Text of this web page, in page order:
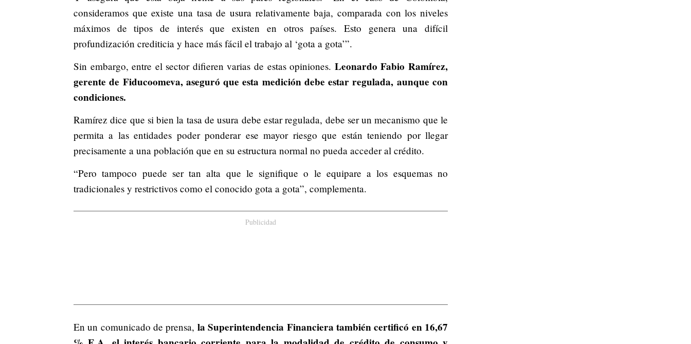
consideramos que existe una tasa de usura relativamente baja, comparada con los niveles
máximos de tipos de interés que existen en otros países. Esto genera una difícil
profundización crediticia y hace más fácil el trabajo al ‘gota a gota’”.
Sin embargo, entre el sector difieren varias de estas opiniones. Leonardo Fabio Ramírez,
gerente de Fiducoomeva, aseguró que esta medición debe estar regulada, aunque con
condiciones.
Ramírez dice que si bien la tasa de usura debe estar regulada, debe ser un mecanismo que le
permita a las entidades poder ponderar ese mayor riesgo que están teniendo por llegar
precisamente a una población que en su estructura normal no pueda acceder al crédito.
“Pero tampoco puede ser tan alta que le signifique o le equipare a los esquemas no
tradicionales y restrictivos como el conocido gota a gota”, complementa.
Publicidad
En un comunicado de prensa, la Superintendencia Financiera también certificó en 16,67